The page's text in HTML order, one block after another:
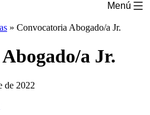
Menú
» Convocatoria Abogado/a Jr.
a Jr.
de 2022